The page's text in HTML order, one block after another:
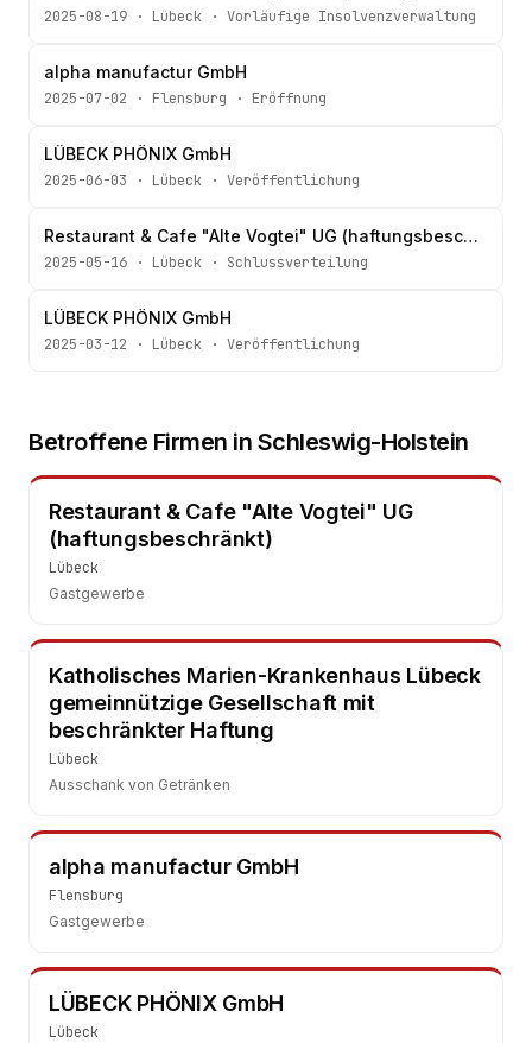
2025-08-19 · Lübeck · Vorläufige Insolvenzverwaltung
alpha manufactur GmbH
2025-07-02 · Flensburg · Eröffnung
LÜBECK PHÖNIX GmbH
2025-06-03 · Lübeck · Veröffentlichung
Restaurant & Cafe "Alte Vogtei" UG (haftungsbeschränkt)
2025-05-16 · Lübeck · Schlussverteilung
LÜBECK PHÖNIX GmbH
2025-03-12 · Lübeck · Veröffentlichung
Betroffene Firmen in Schleswig-Holstein
Restaurant & Cafe "Alte Vogtei" UG
(haftungsbeschränkt)
Lübeck
Gastgewerbe
Katholisches Marien-Krankenhaus Lübeck
gemeinnützige Gesellschaft mit
beschränkter Haftung
Lübeck
Ausschank von Getränken
alpha manufactur GmbH
Flensburg
Gastgewerbe
LÜBECK PHÖNIX GmbH
Lübeck